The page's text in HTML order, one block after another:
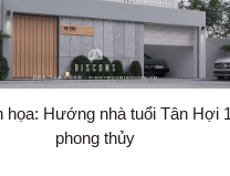
họa: Hướng nhà tuổi Tân Hợi
phong thủy